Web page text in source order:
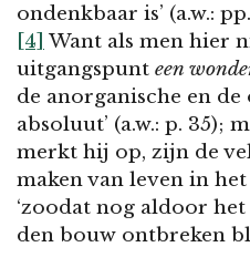
ondenkbaar is’ (a.w.:
[4] Want als men hier
uitgangspunt een
de anorganische en
absoluut’ (a.w.: p. 35);
merkt hij op, zijn de
maken van leven in
‘zoodat nog aldoor
den bouw ontbreken